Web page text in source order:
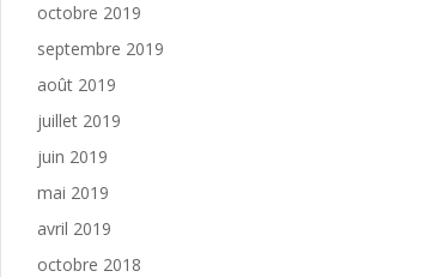
octobre 2019
septembre 2019
août 2019
juillet 2019
juin 2019
mai 2019
avril 2019
octobre 2018